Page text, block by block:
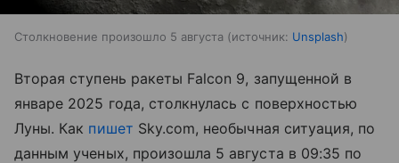
Столкновение произошло 5 августа источник: Unsplash
Вторая ступень ракеты Falcon 9, запущенной в
январе 2025 года, столкнулась с поверхностью
Луны. Как пишет Sky.com, необычная ситуация, по
данным ученых, произошла 5 августа в 09:35 по